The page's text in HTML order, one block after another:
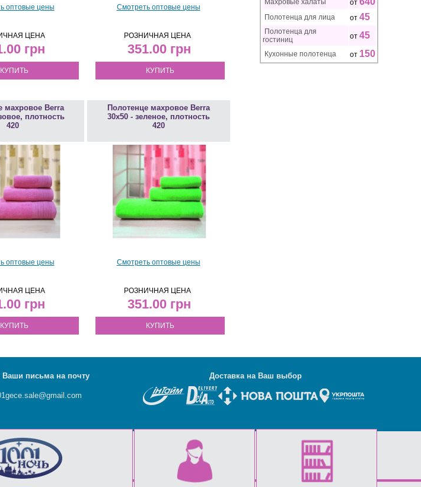
Махровые халаты от
Полотенца для лица от 45
Полотенца для
гостиниц
от 45
Кухонные полотенца от 150
оптовые цены
ЦЕНА
КУПИТЬ
Смотреть оптовые цены
РОЗНИЧНАЯ ЦЕНА
351.00
КУПИТЬ
махровое Berra
плотность
420
оптовые цены
ЦЕНА
КУПИТЬ
Полотенце махровое Berra
30х50 - зеленое, плотность
420
Смотреть оптовые цены
РОЗНИЧНАЯ ЦЕНА
351.00
КУПИТЬ
письма на почту Доставка на Ваш выбор